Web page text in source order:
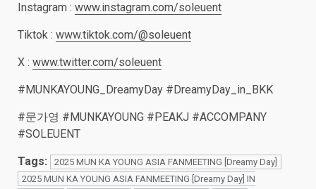
Instagram : www.instagram.com/soleuent
Tiktok : www.tiktok.com/@soleuent
X : www.twitter.com/soleuent
#MUNKAYOUNG_DreamyDay #DreamyDay_in_BKK
#문가영 #MUNKAYOUNG #PEAKJ #ACCOMPANY
#SOLEUENT
Tags:
2025 MUN KA YOUNG ASIA FANMEETING [Dreamy Day]
2025 MUN KA YOUNG ASIA FANMEETING [Dreamy Day] IN